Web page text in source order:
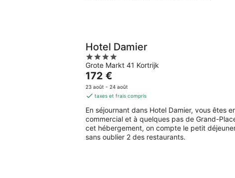
Hotel Damier
4
out
of
5
Grote Markt 41 Kortrijk
Le
prix
est
172 €
par
nuit
172 €
23 août - 24 août
taxes et frais compris
En séjournant dans Hotel Damier, vous êtes
commercial et à quelques pas de Grand-
cet hébergement, on compte le petit
sans oublier 2 des restaurants.